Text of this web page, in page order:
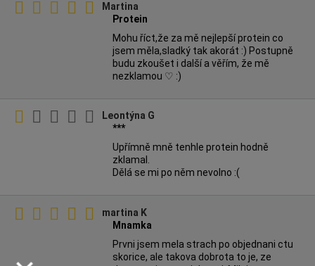
Martina
Protein
Mohu říct,že za mě nejlepší protein co
jsem měla,sladký tak akorát :) Postupně
budu zkoušet i další a věřím, že mě
nezklamou ♡ :)
Leontýna G
***
Upřímně mně tenhle protein hodně
zklamal.
Dělá se mi po něm nevolno :(
martina K
Mnamka
Prvni jsem mela strach po objednani ctu
skorice, ale takova dobrota to je, ze